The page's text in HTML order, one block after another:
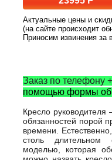
Актуальные цены и
(на сайте происходит
Приносим извинения за
Заказ по телефону
помощью формы
Кресло
обязанностей порой
времени.
столь длительном
моделью, которая